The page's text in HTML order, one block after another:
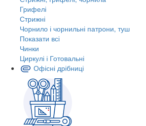
Грифелі
Стрижні
Чорнило і чорнильні патрони, туш
Показати всі
Чинки
Циркулі і Готовальні
Офісні дрібниці